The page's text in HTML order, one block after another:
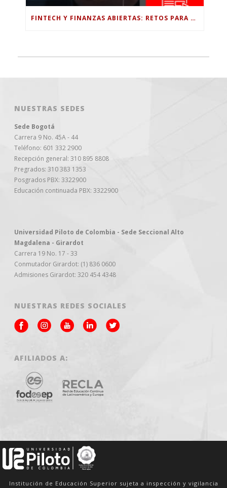
FINTECH Y FINANZAS ABIERTAS: RETOS PARA EL NUEVO GOBIERNO COLOMBIANO
NUESTRAS SEDES
Sede Bogotá
Carrera 9 No. 45A - 44
Teléfono: 601 332 2900
Recepción general: 310 895 8808
Pregrados: 310 383 1353
Posgrados PBX: 3322900
Educación continuada PBX: 3322900
Universidad Piloto de Colombia - Sede Seccional Alto
Magdalena - Girardot
Carrera 19 No. 17 - 33
Conmutador Girardot: (1) 836 0600
Admisiones Girardot: 320 454 4348
NUESTRAS REDES SOCIALES
AFILIADOS A:
Institución de Educación Superior sujeta a inspección y vigilancia